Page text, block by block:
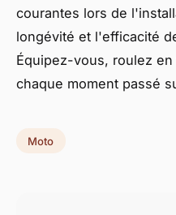
courantes lors de
longévité et l'efficacité
Équipez-vous, roulez
chaque moment passé
Moto